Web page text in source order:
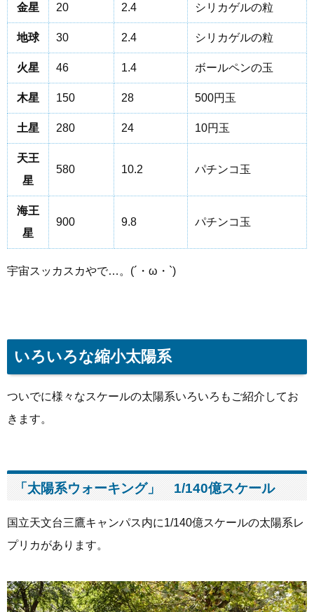
金星 20 2.4 シリカゲルの粒
地球 30 2.4 シリカゲルの粒
火星 46 1.4 ボールペンの玉
木星 150 28 500円玉
土星 280 24 10円玉
天王
星
580 10.2 パチンコ玉
海王
星
900 9.8 パチンコ玉
宇宙スッカスカやで…。(´・ω・`)
いろいろな縮小太陽系
ついでに様々なスケールの太陽系いろいろもご紹介してお
きます。
「太陽系ウォーキング」 1/140億スケール
国立天文台三鷹キャンパス内に1/140億スケールの太陽系レ
プリカがあります。